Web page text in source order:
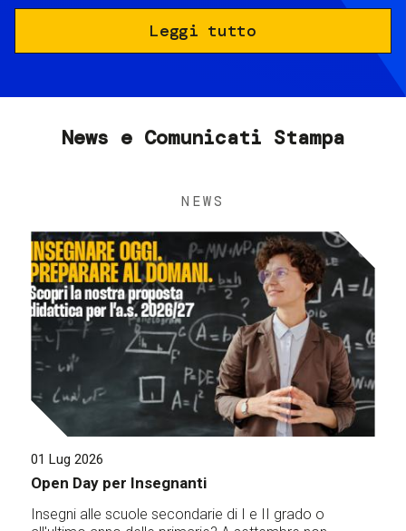
Leggi tutto
News e Comunicati Stampa
NEWS
01 Lug 2026
Open Day per Insegnanti
Insegni alle scuole secondarie di I e II grado o